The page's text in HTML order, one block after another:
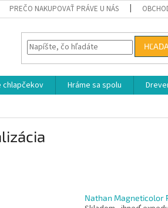
PREČO NAKUPOVAŤ PRÁVE U NÁS
chlapčekov Hráme sa spolu
Nathan Magneticolor